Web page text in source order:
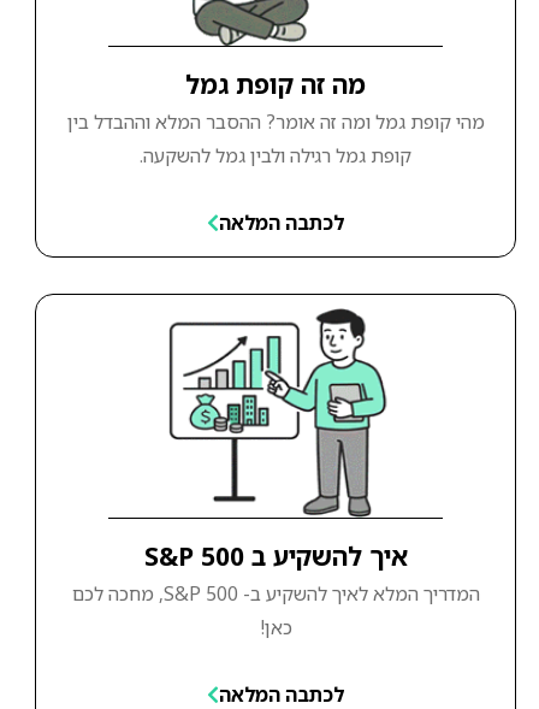
מה זה קופת גמל
מהי קופת גמל ומה זה אומר? ההסבר המלא וההבדל בין
קופת גמל רגילה ולבין גמל להשקעה.
לכתבה המלאה
איך להשקיע ב S&P 500
המדריך המלא לאיך להשקיע ב- S&P 500, מחכה לכם
כאן!
לכתבה המלאה